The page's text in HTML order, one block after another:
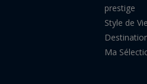
prestige
Style de Vie
Ma